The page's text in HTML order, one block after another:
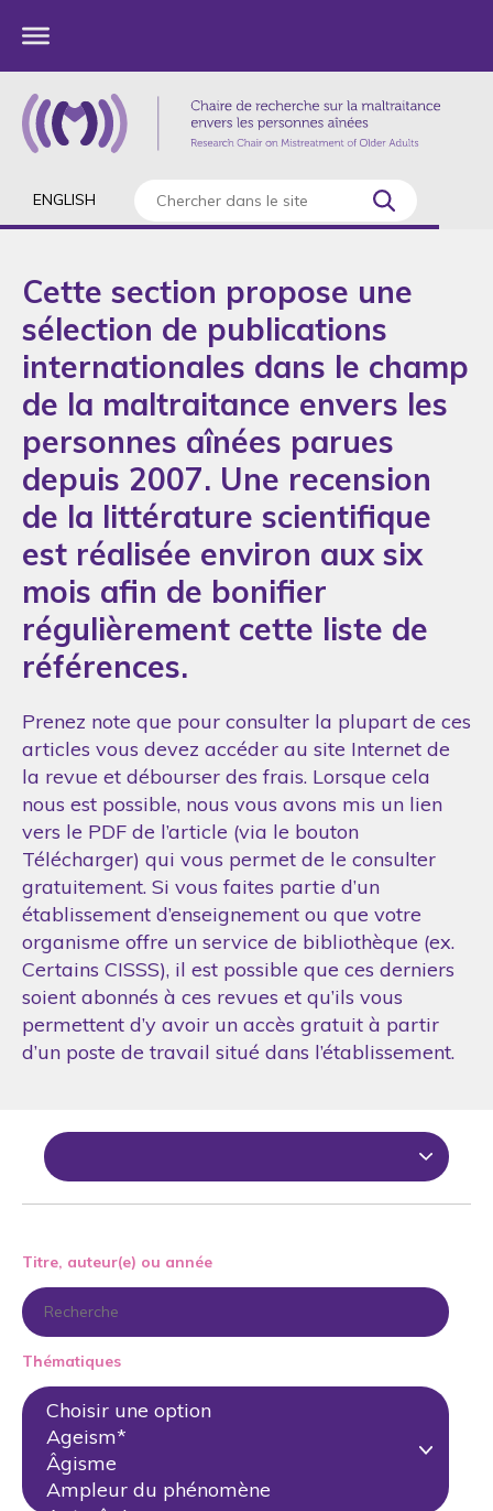
ENGLISH
Cette section propose une
sélection de publications
internationales dans le champ
de la maltraitance envers les
personnes aînées parues
depuis 2007. Une recension
de la littérature scientifique
est réalisée environ aux six
mois afin de bonifier
régulièrement cette liste de
références.
Prenez note que pour consulter la plupart de ces
articles vous devez accéder au site Internet de
la revue et débourser des frais. Lorsque cela
nous est possible, nous vous avons mis un lien
vers le PDF de l’article (via le bouton
Télécharger) qui vous permet de le consulter
gratuitement. Si vous faites partie d’un
établissement d’enseignement ou que votre
organisme offre un service de bibliothèque (ex.
Certains CISSS), il est possible que ces derniers
soient abonnés à ces revues et qu’ils vous
permettent d’y avoir un accès gratuit à partir
d’un poste de travail situé dans l’établissement.
Titre, auteur(e) ou année
Thématiques